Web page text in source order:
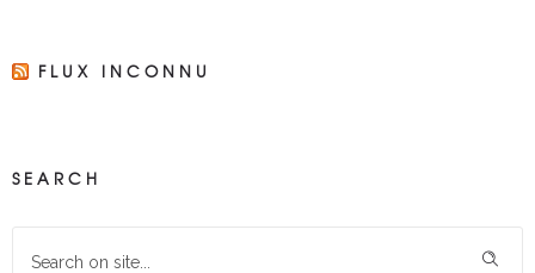
FLUX INCONNU
SEARCH